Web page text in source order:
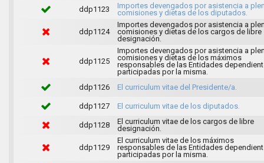
ddp1123
Importes devengados por asistencia a
comisiones y dietas de los diputados.
ddp1124
Importes devengados por asistencia a
comisiones y dietas de los cargos de libre
designación.
ddp1125
Importes devengados por asistencia a
comisiones y dietas de los máximos
responsables de las Entidades
participadas por la misma.
ddp1126
El curriculum vitae del Presidente/a.
ddp1127 El curriculum vitae de los diputados.
ddp1128
El curriculum vitae de los cargos de libre
designación.
ddp1129
El curriculum vitae de los máximos
responsables de las Entidades
participadas por la misma.